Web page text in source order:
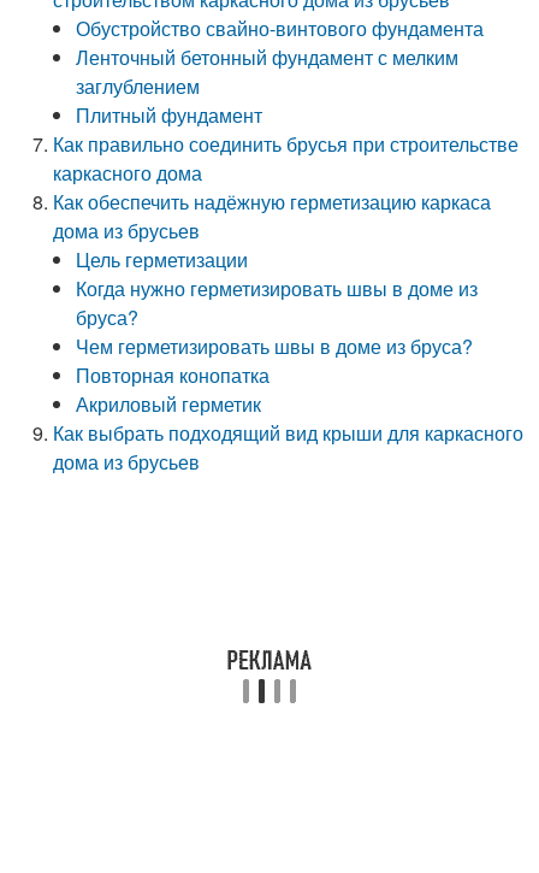
Обустройство свайно-винтового фундамента
Ленточный бетонный фундамент с мелким
заглублением
Плитный фундамент
Как правильно соединить брусья при строительстве
каркасного дома
Как обеспечить надёжную герметизацию каркаса
дома из брусьев
Цель герметизации
Когда нужно герметизировать швы в доме из
бруса?
Чем герметизировать швы в доме из бруса?
Повторная конопатка
Акриловый герметик
Как выбрать подходящий вид крыши для каркасного
дома из брусьев